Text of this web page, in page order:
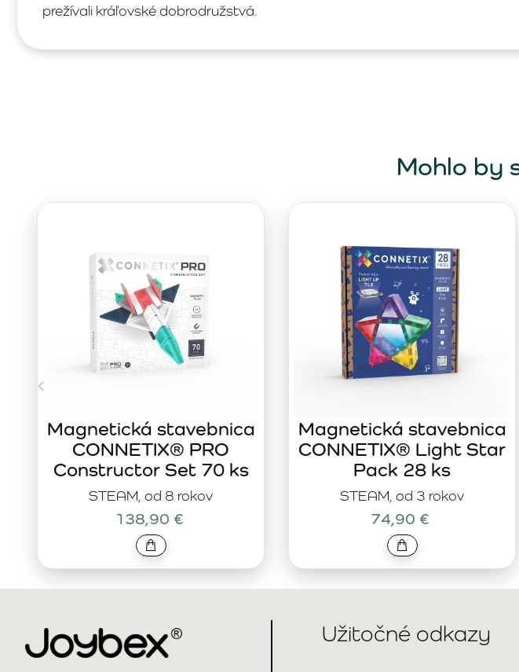
prežívali kráľovské dobrodružstvá.
Mohlo by
STEAM, od 8 rokov
Magnetická stavebnica
CONNETIX® PRO
Constructor Set 70 ks
138,90 €
STEAM, od 3 rokov
Magnetická stavebnica
CONNETIX® Light Star
Pack 28 ks
74,90 €
Užitočné odkazy